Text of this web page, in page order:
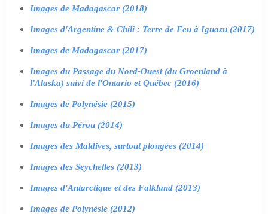
Images de Madagascar (2018)
Images d'Argentine & Chili : Terre de Feu à Iguazu (2017)
Images de Madagascar (2017)
Images du Passage du Nord-Ouest (du Groenland à
l'Alaska) suivi de l'Ontario et Québec (2016)
Images de Polynésie (2015)
Images du Pérou (2014)
Images des Maldives, surtout plongées (2014)
Images des Seychelles (2013)
Images d'Antarctique et des Falkland (2013)
Images de Polynésie (2012)